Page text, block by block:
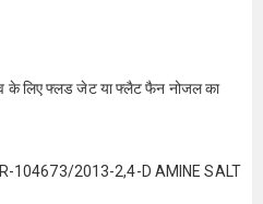
के लिए फ्लड जेट या फ्लैट फैन नोजल का
104673/2013-2,4-D AMINE SALT